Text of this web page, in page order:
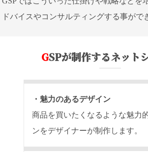
ドバイスやコンサルティングする事がで
GSPが制作するネット
魅力のあるデザイン
商品を買いたくなるような魅力
ンをデザイナーが制作します。